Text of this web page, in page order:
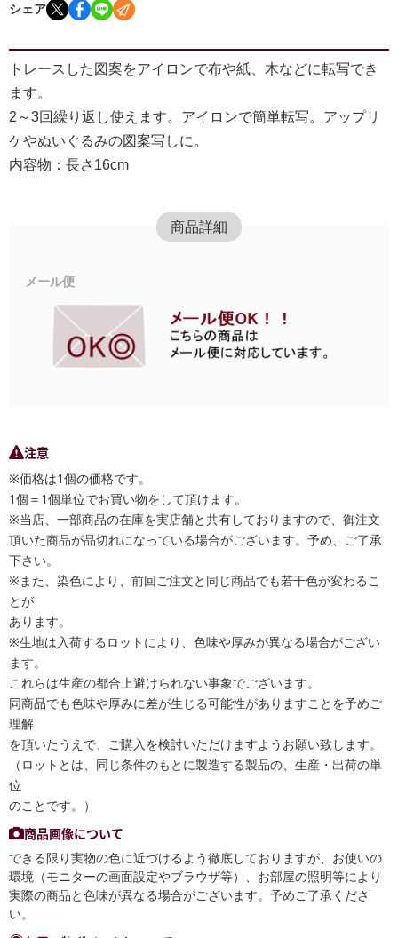
シェア
トレースした図案をアイロンで布や紙、木などに転写でき
ます。
2～3回繰り返し使えます。アイロンで簡単転写。アップリ
ケやぬいぐるみの図案写しに。
内容物：長さ16cm
商品詳細
メール便
注意
※価格は1個の価格です。
1個＝1個単位でお買い物をして頂けます。
※当店、一部商品の在庫を実店舗と共有しておりますので、御注文
頂いた商品が品切れになっている場合がございます。予め、ご了承
下さい。
※また、染色により、前回ご注文と同じ商品でも若干色が変わるこ
とが
あります。
※生地は入荷するロットにより、色味や厚みが異なる場合がござい
ます。
これらは生産の都合上避けられない事象でございます。
同商品でも色味や厚みに差が生じる可能性がありますことを予めご
理解
を頂いたうえで、ご購入を検討いただけますようお願い致します。
（ロットとは、同じ条件のもとに製造する製品の、生産・出荷の単
位
のことです。）
商品画像について
できる限り実物の色に近づけるよう徹底しておりますが、お使いの
環境（モニターの画面設定やブラウザ等）、お部屋の照明等により
実際の商品と色味が異なる場合がございます。予めご了承くださ
い。